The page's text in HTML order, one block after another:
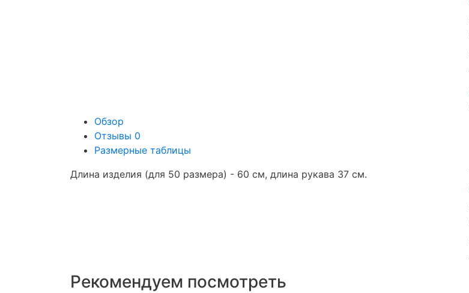
Обзор
Отзывы 0
Размерные таблицы
Длина изделия (для 50 размера) - 60 см, длина рукава 37 см.
Рекомендуем посмотреть